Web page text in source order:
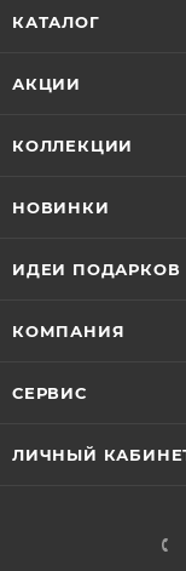
КАТАЛОГ
АКЦИИ
КОЛЛЕКЦИИ
НОВИНКИ
ИДЕИ ПОДАРКОВ
КОМПАНИЯ
СЕРВИС
ЛИЧНЫЙ